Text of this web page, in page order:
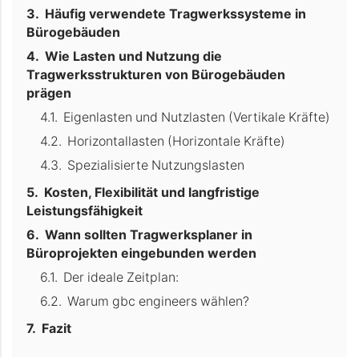
Häufig verwendete Tragwerkssysteme in
Bürogebäuden
Wie Lasten und Nutzung die
Tragwerksstrukturen von Bürogebäuden
prägen
Eigenlasten und Nutzlasten (Vertikale Kräfte)
Horizontallasten (Horizontale Kräfte)
Spezialisierte Nutzungslasten
Kosten, Flexibilität und langfristige
Leistungsfähigkeit
Wann sollten Tragwerksplaner in
Büroprojekten eingebunden werden
Der ideale Zeitplan:
Warum gbc engineers wählen?
Fazit